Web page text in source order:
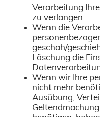
Verarbeitung
zu verlangen.
Wenn die
geschah/
Löschung die
Wenn wir Ihre
nicht mehr
Ausübung,